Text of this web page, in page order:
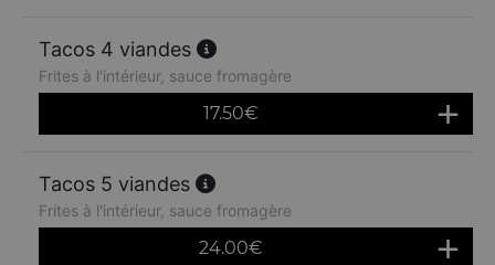
Tacos 4 viandes
Frites à l'intérieur, sauce fromagère
17.50€
Tacos 5 viandes
Frites à l'intérieur, sauce fromagère
24.00€